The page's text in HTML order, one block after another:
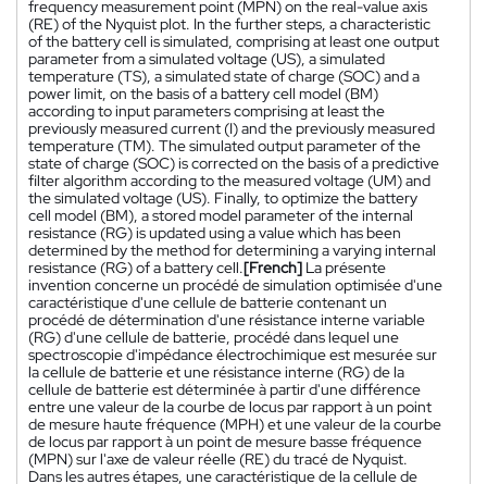
frequency measurement point (MPN) on the real-value axis
(RE) of the Nyquist plot. In the further steps, a characteristic
of the battery cell is simulated, comprising at least one output
parameter from a simulated voltage (US), a simulated
temperature (TS), a simulated state of charge (SOC) and a
power limit, on the basis of a battery cell model (BM)
according to input parameters comprising at least the
previously measured current (I) and the previously measured
temperature (TM). The simulated output parameter of the
state of charge (SOC) is corrected on the basis of a predictive
filter algorithm according to the measured voltage (UM) and
the simulated voltage (US). Finally, to optimize the battery
cell model (BM), a stored model parameter of the internal
resistance (RG) is updated using a value which has been
determined by the method for determining a varying internal
resistance (RG) of a battery cell.[French] La présente
invention concerne un procédé de simulation optimisée d'une
caractéristique d'une cellule de batterie contenant un
procédé de détermination d'une résistance interne variable
(RG) d'une cellule de batterie, procédé dans lequel une
spectroscopie d'impédance électrochimique est mesurée sur
la cellule de batterie et une résistance interne (RG) de la
cellule de batterie est déterminée à partir d'une différence
entre une valeur de la courbe de locus par rapport à un point
de mesure haute fréquence (MPH) et une valeur de la courbe
de locus par rapport à un point de mesure basse fréquence
(MPN) sur l'axe de valeur réelle (RE) du tracé de Nyquist.
Dans les autres étapes, une caractéristique de la cellule de